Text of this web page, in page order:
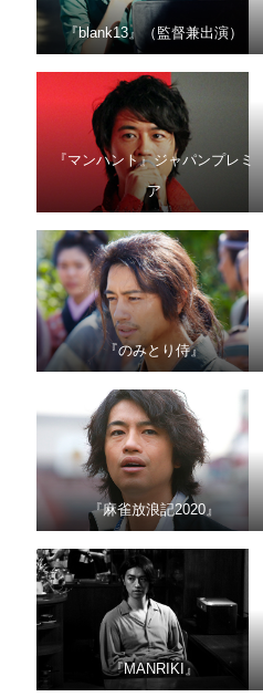
『blank13』（監督兼出演）
『マンハント』ジャパンプレミ
ア
『のみとり侍』
『麻雀放浪記2020』
『MANRIKI』